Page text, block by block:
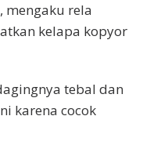
mengaku rela
kelapa kopyor
tebal dan
karena cocok